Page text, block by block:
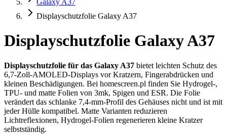
Galaxy A37
Displayschutzfolie Galaxy A37
Displayschutzfolie Galaxy A37
Displayschutzfolie für das Galaxy A37 bietet leichten Schutz des
6,7-Zoll-AMOLED-Displays vor Kratzern, Fingerabdrücken und
kleinen Beschädigungen. Bei homescreen.pl finden Sie Hydrogel-,
TPU- und matte Folien von 3mk, Spigen und ESR. Die Folie
verändert das schlanke 7,4-mm-Profil des Gehäuses nicht und ist mit
jeder Hülle kompatibel. Matte Varianten reduzieren
Lichtreflexionen, Hydrogel-Folien regenerieren kleine Kratzer
selbstständig.